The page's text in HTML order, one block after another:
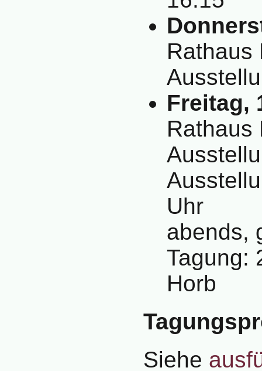
Rathaus
Freitag,
Rathaus
Uhr
abends,
Tagung:
Horb
Siehe